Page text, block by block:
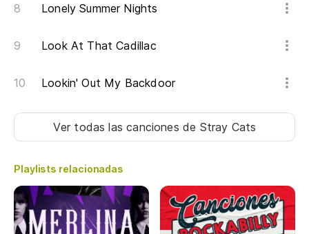
Lonely Summer Nights
Look At That Cadillac
Lookin' Out My Backdoor
Ver todas las canciones de Stray Cats
Playlists relacionadas